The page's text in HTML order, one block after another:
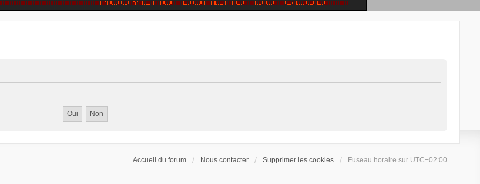
Accueil du forum Nous contacter Supprimer les cookies Fuseau horaire sur UTC+02:00